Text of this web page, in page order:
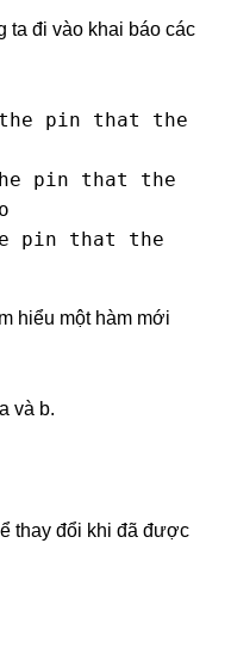
ta đi vào khai báo các
pin that the
pin that the
pin that the
hiểu một hàm mới
và b.
thay đổi khi đã được